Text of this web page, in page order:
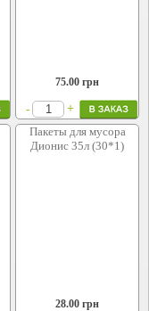
75.00 грн
-
+
Пакеты для мусора
Дионис 35л (30*1)
28.00 грн